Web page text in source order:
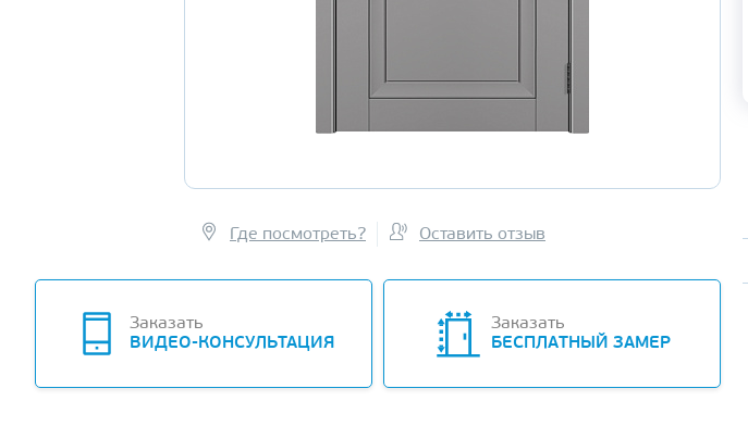
Где посмотреть? Оставить отзыв
Заказать
ВИДЕО-КОНСУЛЬТАЦИЯ
Заказать
БЕСПЛАТНЫЙ ЗАМЕР